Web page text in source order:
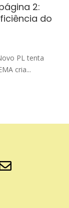
2:
do
PL tenta
cria...